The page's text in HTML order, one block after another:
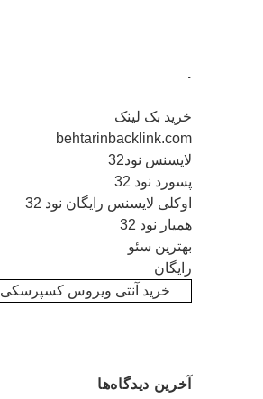
.
خرید بک لینک
behtarinbacklink.com
لایسنس نود32
پسورد نود 32
اوکلی لایسنس رایگان نود 32
همیار نود 32
بهترین سئو
رایگان
خرید آنتی ویروس کسپرسکی
آخرین دیدگاه‌ها